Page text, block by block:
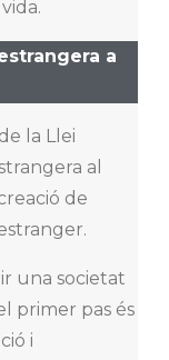
a
la Llei
al
de
una societat
primer pas és
i